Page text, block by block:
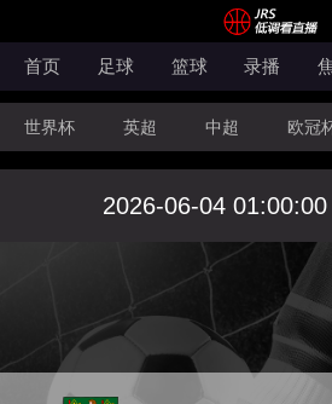
首页 足球 篮球 录播
世界杯 英超 中超 欧冠
韩K联 法甲 科索沃超
法罗超 日职联 NBA
2026-06-04 01:00:00